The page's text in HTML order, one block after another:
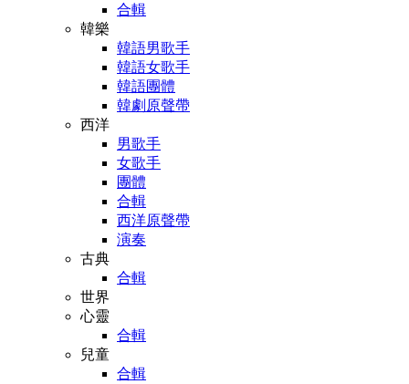
合輯
韓樂
韓語男歌手
韓語女歌手
韓語團體
韓劇原聲帶
西洋
男歌手
女歌手
團體
合輯
西洋原聲帶
演奏
古典
合輯
世界
心靈
合輯
兒童
合輯